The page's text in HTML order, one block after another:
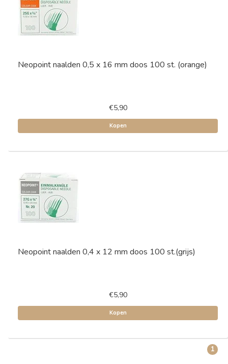
Neopoint naalden 0,5 x 16 mm doos 100 st. (orange)
€5,90
Kopen
Neopoint naalden 0,4 x 12 mm doos 100 st.(grijs)
€5,90
Kopen
1